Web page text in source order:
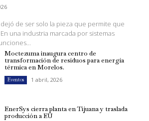
de ser solo la pieza que permite que
una industria marcada por sistemas
Moctezuma inaugura centro de
transformación de residuos para energía
térmica en Morelos.
Eventos 1 abril, 2026
EnerSys cierra planta en Tijuana y traslada
producción a EU